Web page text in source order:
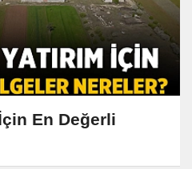
En Değerli